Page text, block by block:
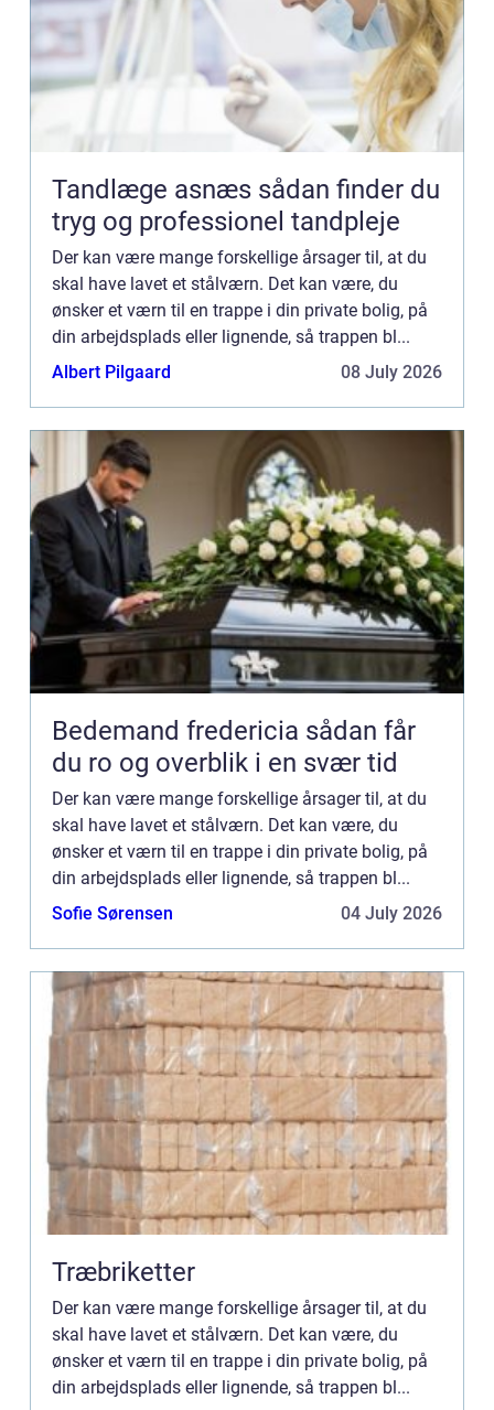
Tandlæge asnæs sådan finder du
tryg og professionel tandpleje
Der kan være mange forskellige årsager til, at du
skal have lavet et stålværn. Det kan være, du
ønsker et værn til en trappe i din private bolig, på
din arbejdsplads eller lignende, så trappen bl...
Albert Pilgaard
08 July 2026
Bedemand fredericia sådan får
du ro og overblik i en svær tid
Der kan være mange forskellige årsager til, at du
skal have lavet et stålværn. Det kan være, du
ønsker et værn til en trappe i din private bolig, på
din arbejdsplads eller lignende, så trappen bl...
Sofie Sørensen
04 July 2026
Træbriketter
Der kan være mange forskellige årsager til, at du
skal have lavet et stålværn. Det kan være, du
ønsker et værn til en trappe i din private bolig, på
din arbejdsplads eller lignende, så trappen bl...